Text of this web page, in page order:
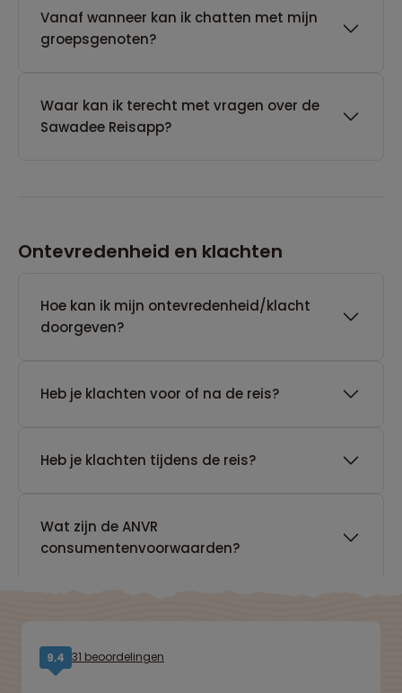
Vanaf wanneer kan ik chatten met mijn
groepsgenoten?
Waar kan ik terecht met vragen over de
Sawadee Reisapp?
Ontevredenheid en klachten
Hoe kan ik mijn ontevredenheid/klacht
doorgeven?
Heb je klachten voor of na de reis?
Heb je klachten tijdens de reis?
Wat zijn de ANVR
consumentenvoorwaarden?
9,4 31 beoordelingen